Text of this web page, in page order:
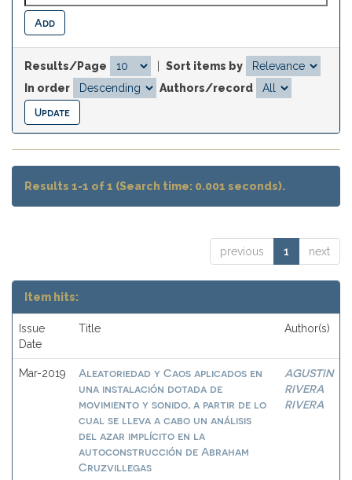
Results/Page
Sort items by
In order
Authors/record
Results 1-1 of 1 (Search time: 0.001 seconds).
previous 1 next
Item hits:
Issue
Date
Title Author(s)
Mar-2019
Aleatoriedad y Caos aplicados en
una instalación dotada de
movimiento y sonido, a partir de lo
cual se lleva a cabo un análisis
del azar implícito en la
autoconstrucción de Abraham
Cruzvillegas
AGUSTIN
RIVERA
RIVERA